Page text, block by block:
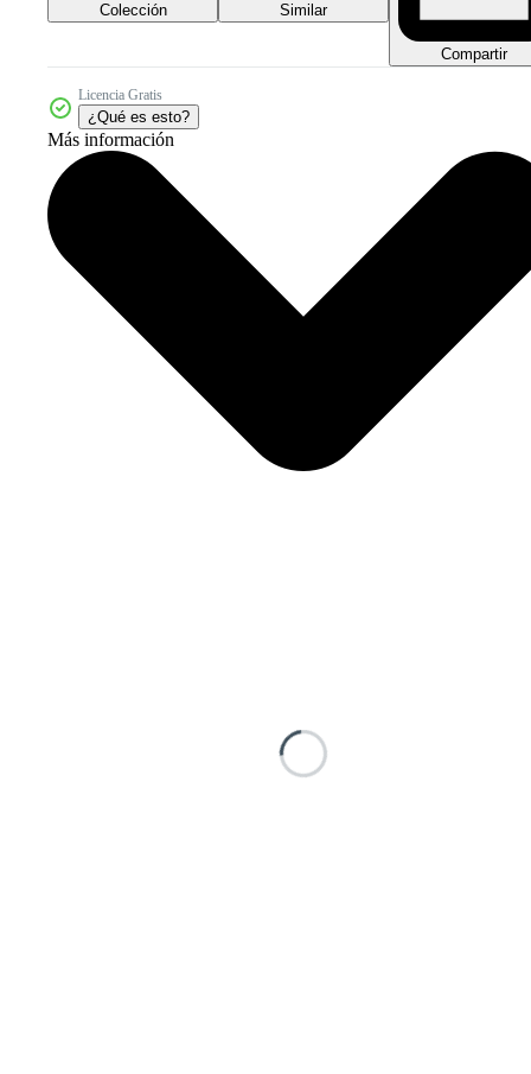
Colección Similar
Compartir
Licencia Gratis
¿Qué es esto?
Más información